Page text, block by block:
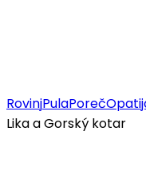
RovinjPulaPoreč
Lika a Gorský kotar